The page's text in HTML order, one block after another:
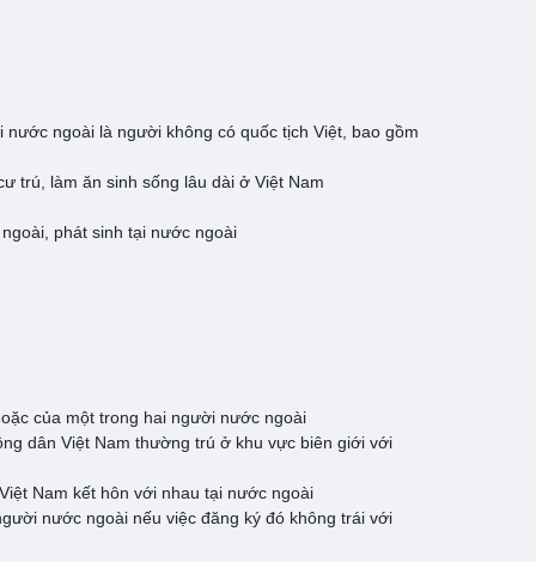
ngoài là người không có quốc tịch Việt, bao gồm
trú, làm ăn sinh sống lâu dài ở Việt Nam
phát sinh tại nước ngoài
của một trong hai người nước ngoài
dân Việt Nam thường trú ở khu vực biên giới với
Nam kết hôn với nhau tại nước ngoài
nước ngoài nếu việc đăng ký đó không trái với